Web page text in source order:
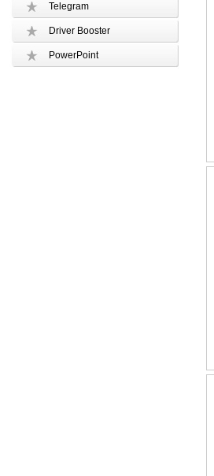
Telegram
Driver Booster
PowerPoint